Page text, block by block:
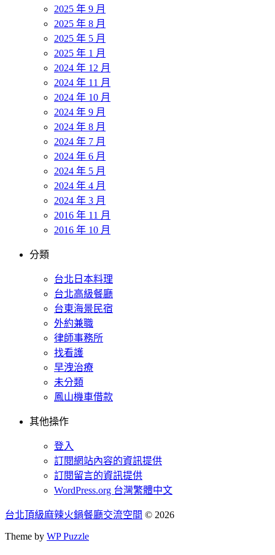
2025 年 9 月
2025 年 8 月
2025 年 5 月
2025 年 1 月
2024 年 12 月
2024 年 11 月
2024 年 10 月
2024 年 9 月
2024 年 8 月
2024 年 7 月
2024 年 6 月
2024 年 5 月
2024 年 4 月
2024 年 3 月
2016 年 11 月
2016 年 10 月
分類
台北日本料理
台北高級餐廳
台東海景民宿
外約兼職
律師事務所
找看護
早洩治療
未分類
鳳山機車借款
其他操作
登入
訂閱網站內容的資訊提供
訂閱留言的資訊提供
WordPress.org 台灣繁體中文
台北頂級麻辣火鍋餐廳交流空間 © 2026
Theme by WP Puzzle